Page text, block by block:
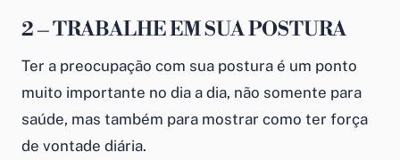
2 – TRABALHE EM SUA POSTURA
Ter a preocupação com sua postura é um ponto
muito importante no dia a dia, não somente para
saúde, mas também para mostrar como ter força
de vontade diária.